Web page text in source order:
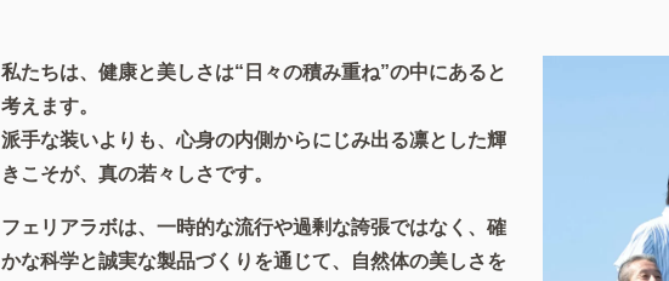
私たちは、健康と美しさは“日々の積み重ね”の中にあると
考えます。
派手な装いよりも、心身の内側からにじみ出る凛とした輝
きこそが、真の若々しさです。
フェリアラボは、一時的な流行や過剰な誇張ではなく、確
かな科学と誠実な製品づくりを通じて、自然体の美しさを